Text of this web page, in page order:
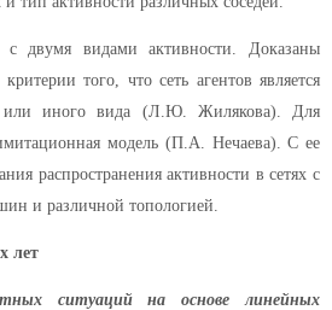
с двумя видами активности. Доказаны
того, что сеть агентов является
или иного вида (Л.Ю. Жилякова). Для
модель (П.А. Нечаева). С ее
распространения активности в сетях с
и различной топологией.
лет
ситуаций на основе линейных